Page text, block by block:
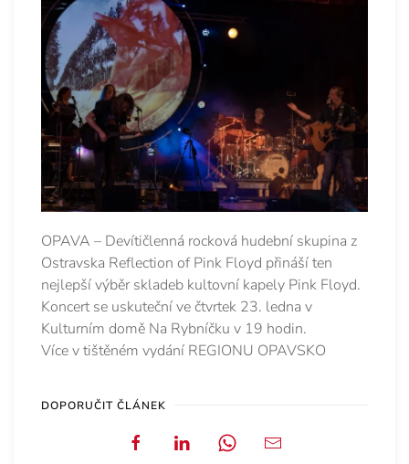
OPAVA – Devítičlenná rocková hudební skupina z
Ostravska Reflection of Pink Floyd přináší ten
nejlepší výběr skladeb kultovní kapely Pink Floyd.
Koncert se uskuteční ve čtvrtek 23. ledna v
Kulturním domě Na Rybníčku v 19 hodin.
Více v tištěném vydání REGIONU OPAVSKO
DOPORUČIT ČLÁNEK